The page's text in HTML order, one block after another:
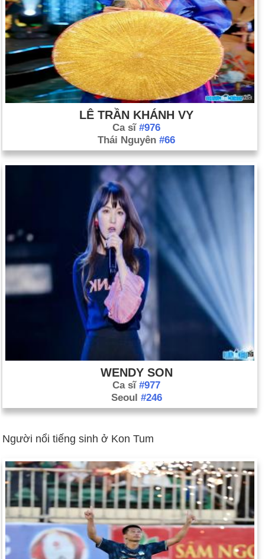
LÊ TRẦN KHÁNH VY
Ca sĩ #976
Thái Nguyên #66
WENDY SON
Ca sĩ #977
Seoul #246
Người nổi tiếng sinh ở Kon Tum